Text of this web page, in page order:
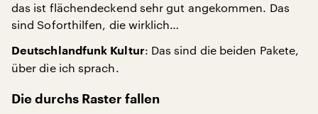
das ist flächendeckend sehr gut angekommen. Das
sind Soforthilfen, die wirklich…
Deutschlandfunk Kultur: Das sind die beiden Pakete,
über die ich sprach.
Die durchs Raster fallen